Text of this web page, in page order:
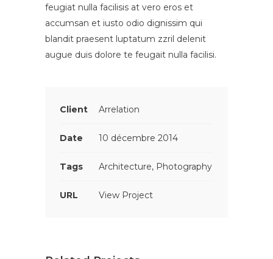
feugiat nulla facilisis at vero eros et
accumsan et iusto odio dignissim qui
blandit praesent luptatum zzril delenit
augue duis dolore te feugait nulla facilisi.
Client Arrelation
Date 10 décembre 2014
Tags Architecture, Photography
URL View Project